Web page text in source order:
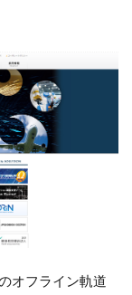
オフライン軌道